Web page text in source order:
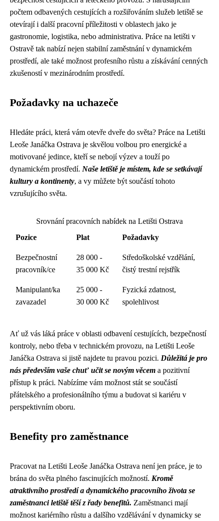
počtem odbavených cestujících a rozšiřováním služeb letiště se
otevírají i další pracovní příležitosti v oblastech jako je
gastronomie, logistika, nebo administrativa. Práce na letišti v
Ostravě tak nabízí nejen stabilní zaměstnání v dynamickém
prostředí, ale také možnost profesního růstu a získávání cenných
zkušeností v mezinárodním prostředí.
Požadavky na uchazeče
Hledáte práci, která vám otevře dveře do světa? Práce na Letišti
Leoše Janáčka Ostrava je skvělou volbou pro energické a
motivované jedince, kteří se nebojí výzev a touží po
dynamickém prostředí. Naše letiště je místem, kde se setkávají
kultury a kontinenty, a vy můžete být součástí tohoto
vzrušujícího světa.
Srovnání pracovních nabídek na Letišti Ostrava
Pozice
Plat Požadavky
Bezpečnostní
pracovník/ce
28 000 -
35 000 Kč
Středoškolské vzdělání,
čistý trestní rejstřík
Manipulant/ka
zavazadel
25 000 -
30 000 Kč
Fyzická zdatnost,
spolehlivost
Ať už vás láká práce v oblasti odbavení cestujících, bezpečností
kontroly, nebo třeba v technickém provozu, na Letišti Leoše
Janáčka Ostrava si jistě najdete tu pravou pozici. Důležitá je pro
nás především vaše chuť učit se novým věcem a pozitivní
přístup k práci. Nabízíme vám možnost stát se součástí
přátelského a profesionálního týmu a budovat si kariéru v
perspektivním oboru.
Benefity pro zaměstnance
Pracovat na Letišti Leoše Janáčka Ostrava není jen práce, je to
brána do světa plného fascinujících možností. Kromě
atraktivního prostředí a dynamického pracovního života se
zaměstnanci letiště těší z řady benefitů. Zaměstnanci mají
možnost kariérního růstu a dalšího vzdělávání v dynamicky se